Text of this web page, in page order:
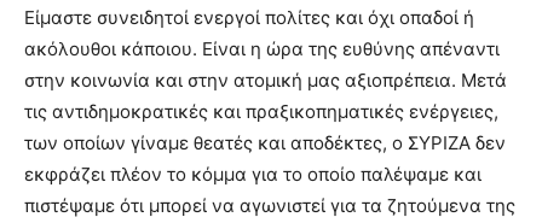
Είμαστε συνειδητοί ενεργοί πολίτες και όχι οπαδοί ή
ακόλουθοι κάποιου. Είναι η ώρα της ευθύνης απέναντι
στην κοινωνία και στην ατομική μας αξιοπρέπεια. Μετά
τις αντιδημοκρατικές και πραξικοπηματικές ενέργειες,
των οποίων γίναμε θεατές και αποδέκτες, ο ΣΥΡΙΖΑ δεν
εκφράζει πλέον το κόμμα για το οποίο παλέψαμε και
πιστέψαμε ότι μπορεί να αγωνιστεί για τα ζητούμενα της